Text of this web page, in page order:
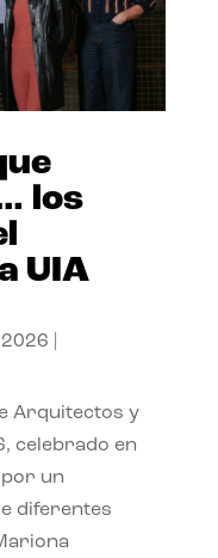
los
UIA
Arquitectos y
celebrado en
un
diferentes